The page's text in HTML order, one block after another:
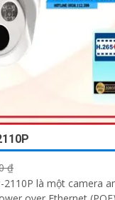
₫
2110P là một camera